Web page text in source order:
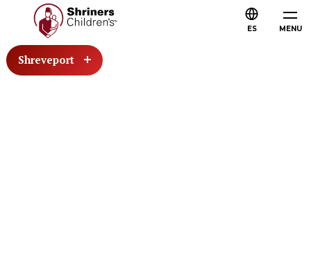
MENU
ES
Shreveport